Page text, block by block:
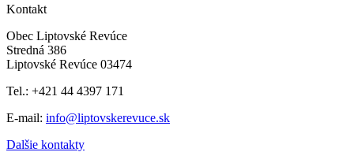
Kontakt
Obec Liptovské Revúce
Stredná 386
Liptovské Revúce 03474
Tel.: +421 44 4397 171
E-mail: info@liptovskerevuce.sk
Dalšie kontakty